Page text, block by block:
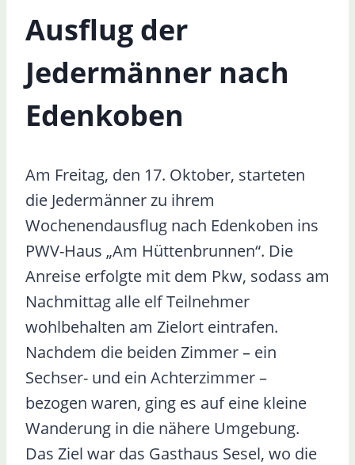
Ausflug der
Jedermänner nach
Edenkoben
Am Freitag, den 17. Oktober, starteten
die Jedermänner zu ihrem
Wochenendausflug nach Edenkoben ins
PWV-Haus „Am Hüttenbrunnen“. Die
Anreise erfolgte mit dem Pkw, sodass am
Nachmittag alle elf Teilnehmer
wohlbehalten am Zielort eintrafen.
Nachdem die beiden Zimmer – ein
Sechser- und ein Achterzimmer –
bezogen waren, ging es auf eine kleine
Wanderung in die nähere Umgebung.
Das Ziel war das Gasthaus Sesel, wo die